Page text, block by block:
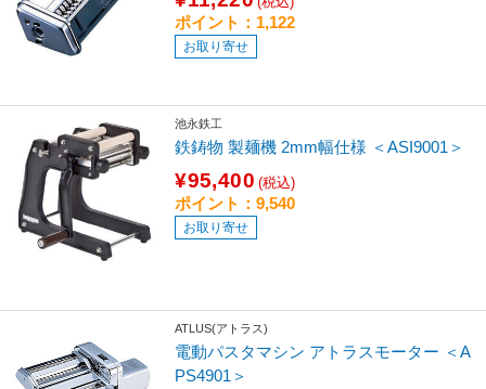
ポイント：1,122
お取り寄せ
池永鉄工
鉄鋳物 製麺機 2mm幅仕様 ＜ASI9001＞
¥95,400 (税込)
ポイント：9,540
お取り寄せ
ATLUS(アトラス)
電動パスタマシン アトラスモーター ＜A
PS4901＞